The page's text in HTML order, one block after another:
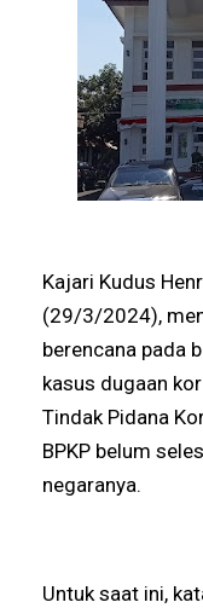
Kajari Kudus
(29/3/2024),
berencana pada
kasus dugaan
Tindak Pidana
BPKP belum
negaranya.
Untuk saat ini,